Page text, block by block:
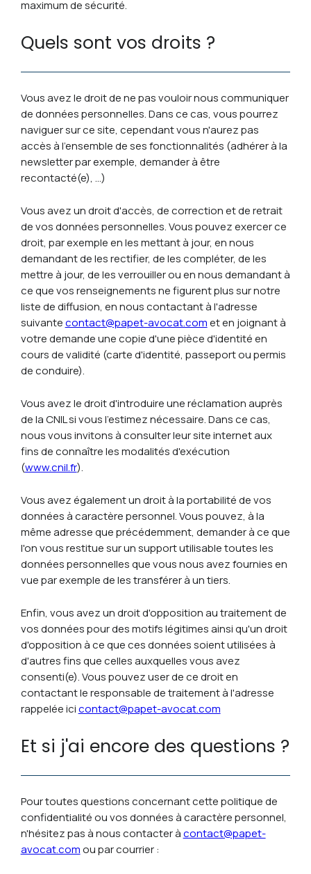
maximum de sécurité.
Quels sont vos droits ?
Vous avez le droit de ne pas vouloir nous communiquer
de données personnelles. Dans ce cas, vous pourrez
naviguer sur ce site, cependant vous n'aurez pas
accès à l'ensemble de ses fonctionnalités (adhérer à la
newsletter par exemple, demander à être
recontacté(e), …)
Vous avez un droit d'accès, de correction et de retrait
de vos données personnelles. Vous pouvez exercer ce
droit, par exemple en les mettant à jour, en nous
demandant de les rectifier, de les compléter, de les
mettre à jour, de les verrouiller ou en nous demandant à
ce que vos renseignements ne figurent plus sur notre
liste de diffusion, en nous contactant à l'adresse
suivantecontact@papet-avocat.comet en joignant à
votre demande une copie d'une pièce d'identité en
cours de validité (carte d'identité, passeport ou permis
de conduire).
Vous avez le droit d'introduire une réclamation auprès
de la CNIL si vous l'estimez nécessaire. Dans ce cas,
nous vous invitons à consulter leur site internet aux
fins de connaître les modalités d'exécution
(www.cnil.fr).
Vous avez également un droit à la portabilité de vos
données à caractère personnel. Vous pouvez, à la
même adresse que précédemment, demander à ce que
l'on vous restitue sur un support utilisable toutes les
données personnelles que vous nous avez fournies en
vue par exemple de les transférer à un tiers.
Enfin, vous avez un droit d'opposition au traitement de
vos données pour des motifs légitimes ainsi qu'un droit
d'opposition à ce que ces données soient utilisées à
d'autres fins que celles auxquelles vous avez
consenti(e). Vous pouvez user de ce droit en
contactant le responsable de traitement à l'adresse
rappelée icicontact@papet-avocat.com
Et si j'ai encore des questions ?
Pour toutes questions concernant cette politique de
confidentialité ou vos données à caractère personnel,
n'hésitez pas à nous contacter àcontact@papet-
avocat.comou par courrier :